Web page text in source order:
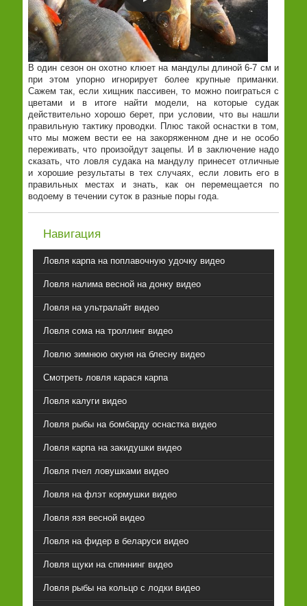
Навигация
Ловля карпа на поплавочную удочку видео
Ловля налима весной на донку видео
Ловля на ультралайт видео
Ловля сома на троллинг видео
Ловлю зимнюю окуня на блесну видео
Смотреть ловля карася карпа
Ловля калуги видео
Ловля рыбы на бомбарду оснастка видео
Ловля карпа на закидушки видео
Ловля пчел ловушками видео
Ловля на флэт кормушки видео
Ловля язя весной видео
Ловля на фидер в беларуси видео
Ловля щуки на спиннинг видео
Ловля рыбы на кольцо с лодки видео
В один сезон он охотно клюет на мандулы длиной 6-7 см и
при этом упорно игнорирует более крупные приманки.
Сажем так, если хищник пассивен, то можно поиграться с
цветами и в итоге найти модели, на которые судак
действительно хорошо берет, при условии, что вы нашли
правильную тактику проводки. Плюс такой оснастки в том,
что мы можем вести ее на закоряженном дне и не особо
переживать, что произойдут зацепы. И в заключение надо
сказать, что ловля судака на мандулу принесет отличные
и хорошие результаты в тех случаях, если ловить его в
правильных местах и знать, как он перемещается по
водоему в течении суток в разные поры года.